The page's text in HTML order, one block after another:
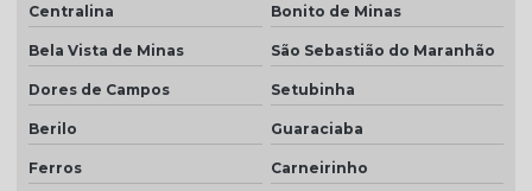
Centralina Bonito de Minas
Bela Vista de Minas São Sebastião do Maranhão
Dores de Campos Setubinha
Berilo Guaraciaba
Ferros Carneirinho